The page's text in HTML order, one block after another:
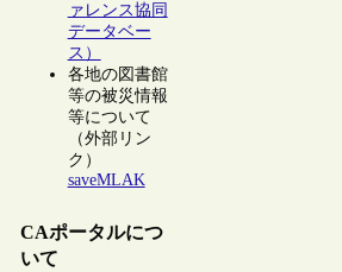
ァレンス協同
データベー
ス）
各地の図書館
等の被災情報
等について
（外部リン
ク）
saveMLAK
CAポータルにつ
いて